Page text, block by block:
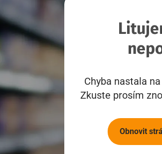
Chyba nastala
Zkuste prosím
Obnovit